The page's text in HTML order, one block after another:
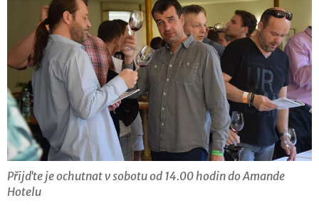
Přijďte je ochutnat v sobotu od 14.00 hodin do Amande
Hotelu